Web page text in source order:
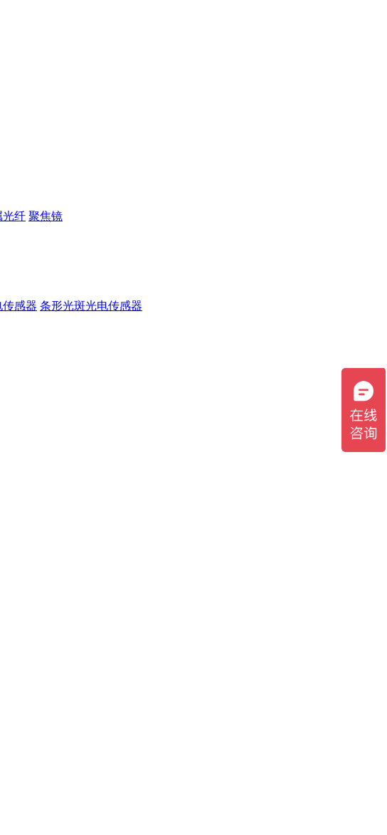
光纤 聚焦镜
感器 条形光斑光电传感器